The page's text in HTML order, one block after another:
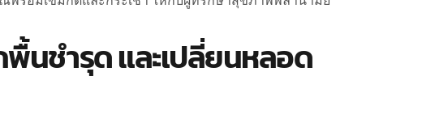
นชำรุด และเปลี่ยนหลอด